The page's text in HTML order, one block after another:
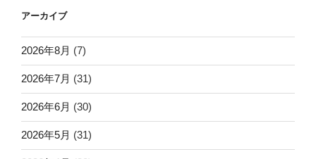
アーカイブ
2026年8月 (7)
2026年7月 (31)
2026年6月 (30)
2026年5月 (31)